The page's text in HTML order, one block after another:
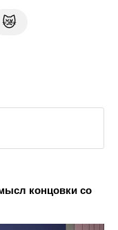
😿
концовки со